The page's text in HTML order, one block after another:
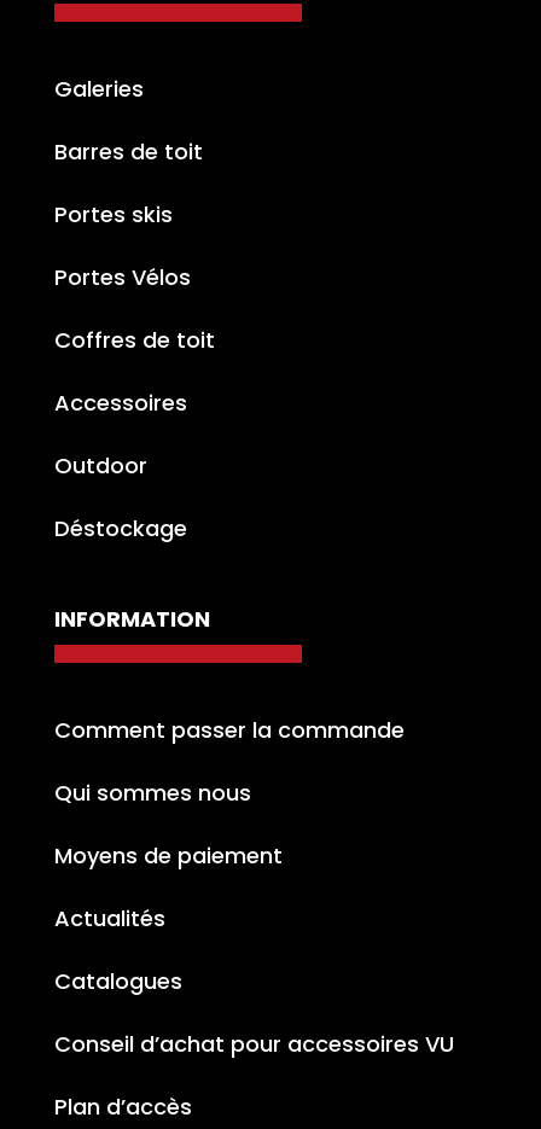
Galeries
Barres de toit
Portes skis
Portes Vélos
Coffres de toit
Accessoires
Outdoor
Déstockage
INFORMATION
Comment passer la commande
Qui sommes nous
Moyens de paiement
Actualités
Catalogues
Conseil d’achat pour accessoires VU
Plan d’accès